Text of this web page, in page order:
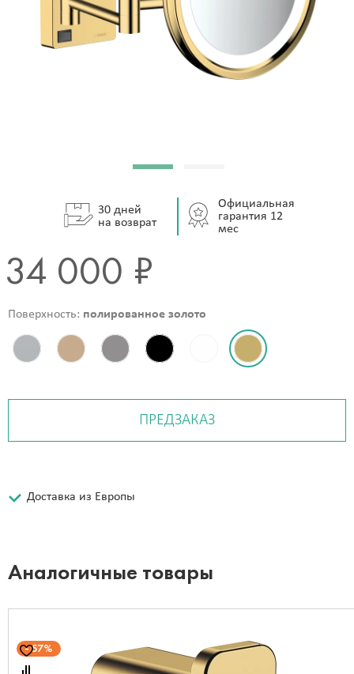
30 дней
на возврат
Официальная
гарантия 12
мес
34 000 ₽
Поверхность: полированное золото
ПРЕДЗАКАЗ
Доставка из Европы
Аналогичные товары
57%